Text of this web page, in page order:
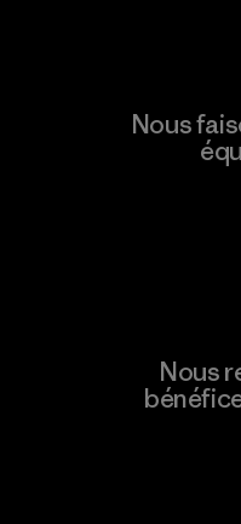
Nous
Nous